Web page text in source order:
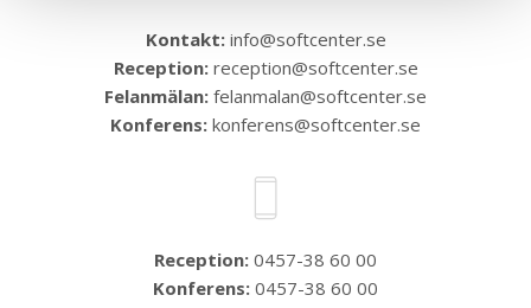
Kontakt: info@softcenter.se
Reception: reception@softcenter.se
Felanmälan: felanmalan@softcenter.se
Konferens: konferens@softcenter.se
Reception: 0457-38 60 00
Konferens: 0457-38 60 00